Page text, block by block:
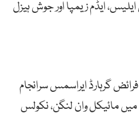
ایڈم زیمپا اور جوش ہیزل
گرہارڈ ایراسمس سرانجام
مائیکل وان لنگن، نکولس